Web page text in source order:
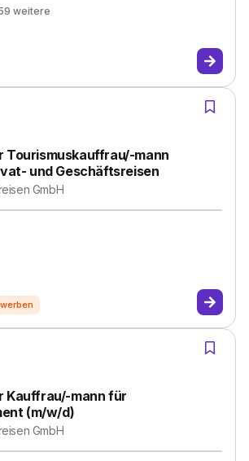
weitere
Tourismuskauffrau/-mann
und Geschäftsreisen
GmbH
Kauffrau/-mann für
(m/w/d)
GmbH